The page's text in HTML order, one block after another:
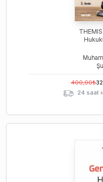
400,00₺
24 saat